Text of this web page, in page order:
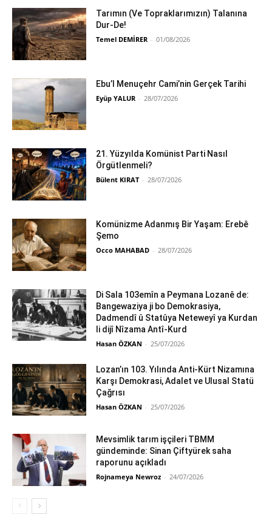
Tarımın (Ve Topraklarımızın) Talanına
Dur-De!
Temel DEMİRER - 01/08/2026
Ebu’l Menuçehr Cami’nin Gerçek Tarihi
Eyüp YALUR - 28/07/2026
21. Yüzyılda Komünist Parti Nasıl
Örgütlenmeli?
Bülent KIRAT - 28/07/2026
Komünizme Adanmış Bir Yaşam: Erebê
Şemo
Occo MAHABAD - 28/07/2026
Di Sala 103emîn a Peymana Lozanê de:
Bangewaziya ji bo Demokrasiya,
Dadmendî û Statûya Neteweyî ya Kurdan
li dijî Nîzama Antî-Kurd
Hasan ÖZKAN - 25/07/2026
Lozan’ın 103. Yılında Anti-Kürt Nizamına
Karşı Demokrasi, Adalet ve Ulusal Statü
Çağrısı
Hasan ÖZKAN - 25/07/2026
Mevsimlik tarım işçileri TBMM
gündeminde: Sinan Çiftyürek saha
raporunu açıkladı
Rojnameya Newroz - 24/07/2026